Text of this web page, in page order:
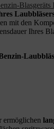
mit den
Ihres
ermöglichen